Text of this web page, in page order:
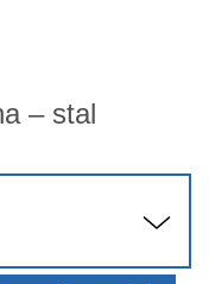
– stal